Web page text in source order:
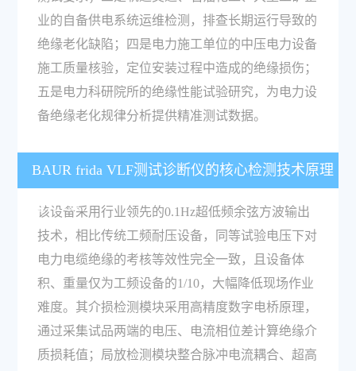
业的自备供电系统运维检测，排查长期运行导致的
绝缘老化缺陷；四是电力施工单位的中压电力设备
施工质量核验，定位安装过程中造成的绝缘损伤；
五是电力科研院所的绝缘性能试验研究，为电力设
备绝缘老化规律分析提供精准测试数据。
BAUR frida VLF测试诊断仪的核心检测技术原理
是什么？
该设备采用行业领先的0.1Hz超低频余弦方波输出
技术，相比传统工频耐压设备，同等试验电压下对
电力电缆绝缘的考核等效性完全一致，且设备体
积、重量仅为工频设备的1/10，大幅降低现场作业
难度。其介损检测模块采用高精度数字电桥原理，
通过采集试品两端的电压、电流相位差计算绝缘介
质损耗值；局放检测模块整合脉冲电流耦合、超高